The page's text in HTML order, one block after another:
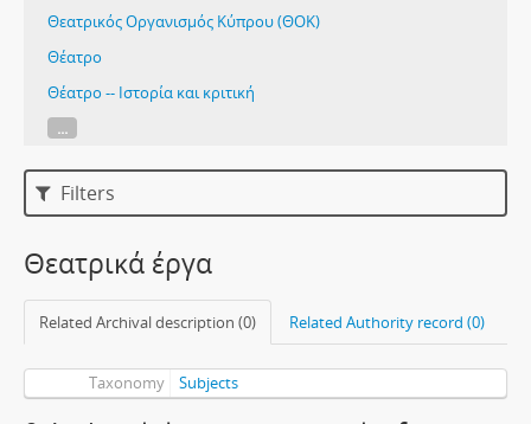
Θεατρικός Οργανισμός Κύπρου (ΘΟΚ)
Θέατρο
Θέατρο -- Ιστορία και κριτική
...
Filters
Θεατρικά έργα
Related Archival description (0) Related Authority record (0)
Taxonomy Subjects